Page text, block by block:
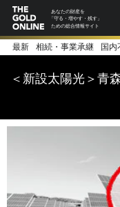
あなたの財産を
「守る・増やす・残す」
ための総合情報サイト
最新 相続・事業承継 国内
＜新設太陽光＞青